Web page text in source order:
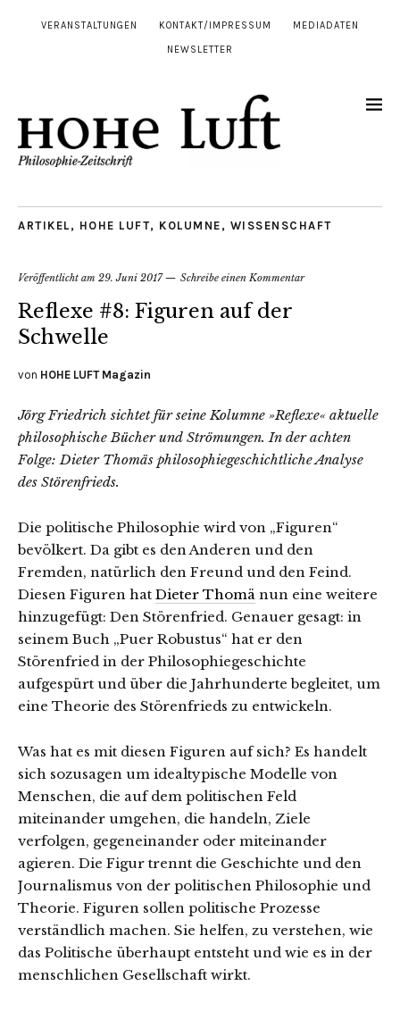
VERANSTALTUNGEN KONTAKT/IMPRESSUM MEDIADATEN
NEWSLETTER
ARTIKEL , HOHE LUFT, KOLUMNE , WISSENSCHAFT
Veröffentlicht am 29. Juni 2017 Schreibe einen Kommentar
Reflexe #8: Figuren auf der
Schwelle
von HOHE LUFT Magazin
Jörg Friedrich sichtet für seine Kolumne »Reflexe« aktuelle
philosophische Bücher und Strömungen. In der achten
Folge: Dieter Thomäs philosophiegeschichtliche Analyse
des Störenfrieds.
Die politische Philosophie wird von „Figuren“
bevölkert. Da gibt es den Anderen und den
Fremden, natürlich den Freund und den Feind.
Diesen Figuren hat Dieter Thomä nun eine weitere
hinzugefügt: Den Störenfried. Genauer gesagt: in
seinem Buch „Puer Robustus“ hat er den
Störenfried in der Philosophiegeschichte
aufgespürt und über die Jahrhunderte begleitet, um
eine Theorie des Störenfrieds zu entwickeln.
Was hat es mit diesen Figuren auf sich? Es handelt
sich sozusagen um idealtypische Modelle von
Menschen, die auf dem politischen Feld
miteinander umgehen, die handeln, Ziele
verfolgen, gegeneinander oder miteinander
agieren. Die Figur trennt die Geschichte und den
Journalismus von der politischen Philosophie und
Theorie. Figuren sollen politische Prozesse
verständlich machen. Sie helfen, zu verstehen, wie
das Politische überhaupt entsteht und wie es in der
menschlichen Gesellschaft wirkt.